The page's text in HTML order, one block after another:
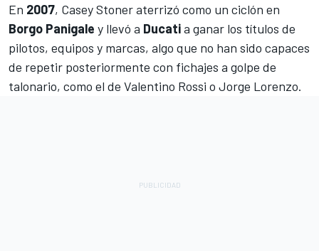
En 2007, Casey Stoner aterrizó como un ciclón en
Borgo Panigale y llevó a Ducatia ganar los títulos de
pilotos, equipos y marcas, algo que no han sido capaces
de repetir posteriormente con fichajes a golpe de
talonario, como el de Valentino Rossi o Jorge Lorenzo.